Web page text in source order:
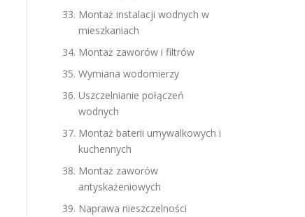
Montaż instalacji wodnych w
mieszkaniach
Montaż zaworów i filtrów
Wymiana wodomierzy
Uszczelnianie połączeń
wodnych
Montaż baterii umywalkowych i
kuchennych
Montaż zaworów
antyskażeniowych
Naprawa nieszczelności